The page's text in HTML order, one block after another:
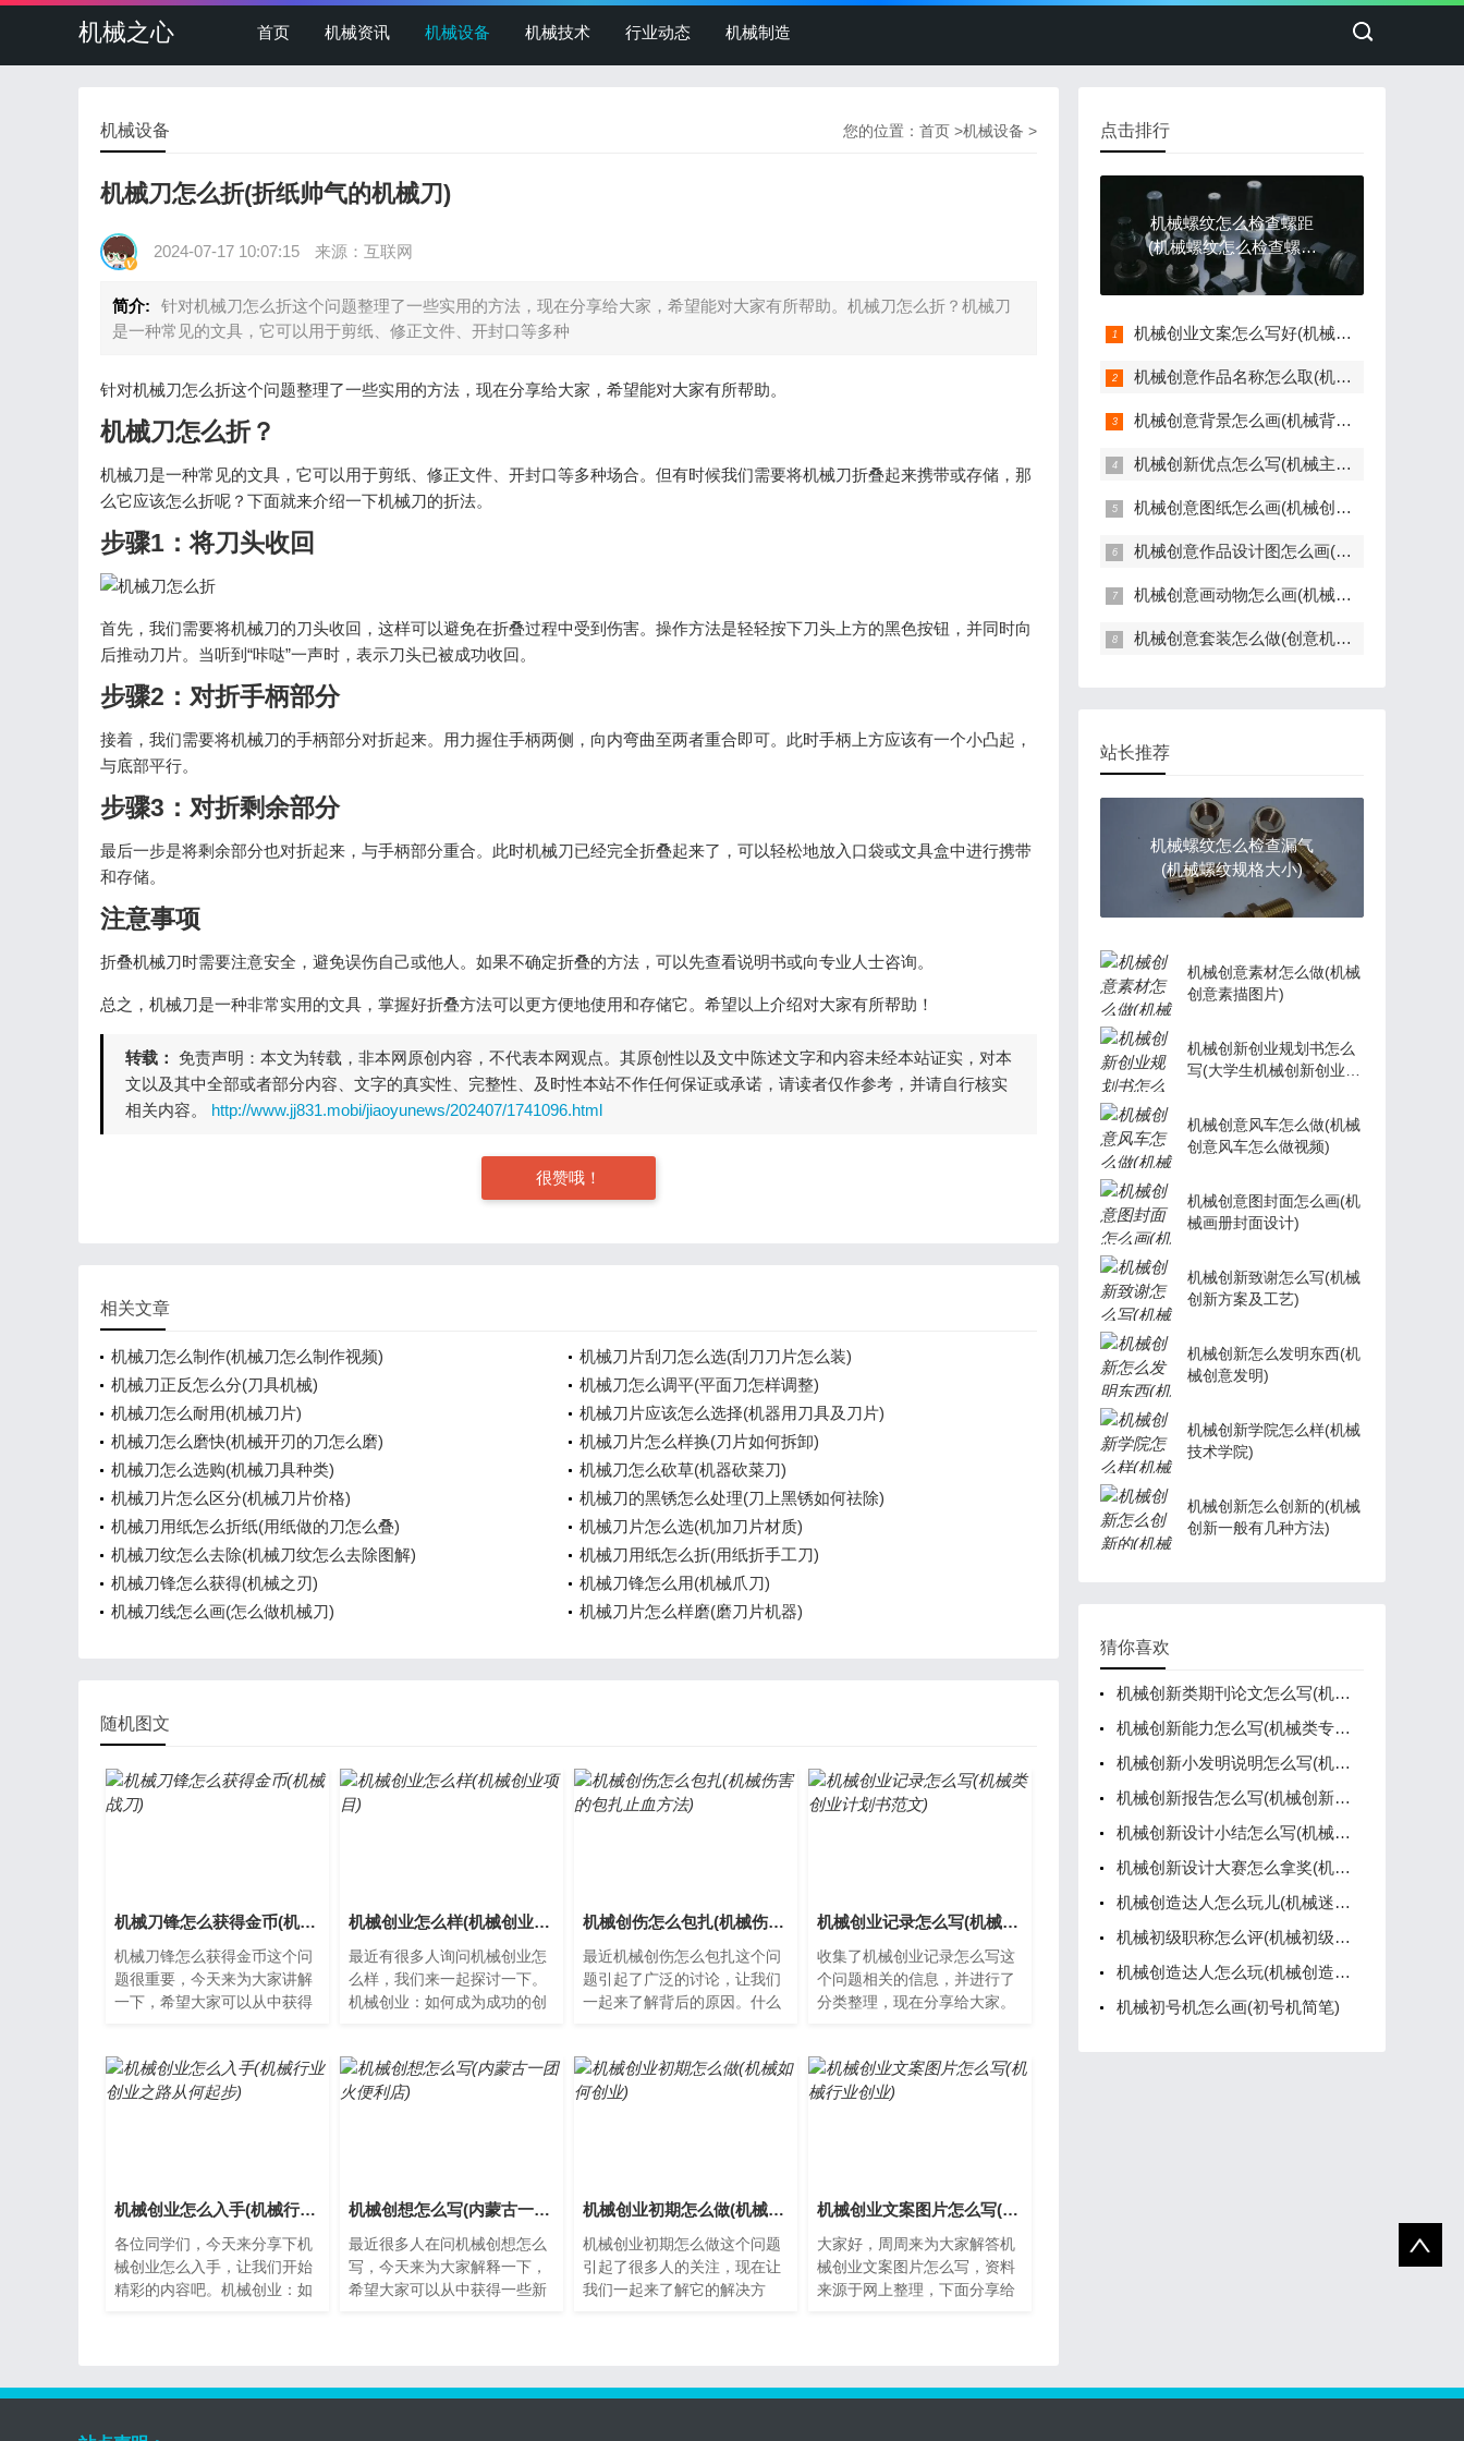
机械之心 首页 机械资讯 机械设备 机械技术 行业动态 机械制造
您的位置： 首页 >机械设备 >
机械设备
机械刀怎么折(折纸帅气的机械刀)
2024-07-17 10:07:15 来源：互联网
简介:
针对机械刀怎么折这个问题整理了一些实用的方法，现在分享给大家，希望能对大家有所帮助。机械刀怎么折？机械刀
是一种常见的文具，它可以用于剪纸、修正文件、开封口等多种
针对机械刀怎么折这个问题整理了一些实用的方法，现在分享给大家，希望能对大家有所帮助。
机械刀怎么折？
机械刀是一种常见的文具，它可以用于剪纸、修正文件、开封口等多种场合。但有时候我们需要将机械刀折叠起来携带或存储，那
么它应该怎么折呢？下面就来介绍一下机械刀的折法。
步骤1：将刀头收回
首先，我们需要将机械刀的刀头收回，这样可以避免在折叠过程中受到伤害。操作方法是轻轻按下刀头上方的黑色按钮，并同时向
后推动刀片。当听到“咔哒”一声时，表示刀头已被成功收回。
步骤2：对折手柄部分
接着，我们需要将机械刀的手柄部分对折起来。用力握住手柄两侧，向内弯曲至两者重合即可。此时手柄上方应该有一个小凸起，
与底部平行。
步骤3：对折剩余部分
最后一步是将剩余部分也对折起来，与手柄部分重合。此时机械刀已经完全折叠起来了，可以轻松地放入口袋或文具盒中进行携带
和存储。
注意事项
折叠机械刀时需要注意安全，避免误伤自己或他人。如果不确定折叠的方法，可以先查看说明书或向专业人士咨询。
总之，机械刀是一种非常实用的文具，掌握好折叠方法可以更方便地使用和存储它。希望以上介绍对大家有所帮助！
转载： 免责声明：本文为转载，非本网原创内容，不代表本网观点。其原创性以及文中陈述文字和内容未经本站证实，对本
文以及其中全部或者部分内容、文字的真实性、完整性、及时性本站不作任何保证或承诺，请读者仅作参考，并请自行核实
相关内容。 http://www.jj831.mobi/jiaoyunews/202407/1741096.html
很赞哦！
相关文章
机械刀怎么制作(机械刀怎么制作视频)
机械刀片刮刀怎么选(刮刀刀片怎么装)
机械刀正反怎么分(刀具机械)
机械刀怎么调平(平面刀怎样调整)
机械刀怎么耐用(机械刀片)
机械刀片应该怎么选择(机器用刀具及刀片)
机械刀怎么磨快(机械开刃的刀怎么磨)
机械刀片怎么样换(刀片如何拆卸)
机械刀怎么选购(机械刀具种类)
机械刀怎么砍草(机器砍菜刀)
机械刀片怎么区分(机械刀片价格)
机械刀的黑锈怎么处理(刀上黑锈如何祛除)
机械刀用纸怎么折纸(用纸做的刀怎么叠)
机械刀片怎么选(机加刀片材质)
机械刀纹怎么去除(机械刀纹怎么去除图解)
机械刀用纸怎么折(用纸折手工刀)
机械刀锋怎么获得(机械之刃)
机械刀锋怎么用(机械爪刀)
机械刀线怎么画(怎么做机械刀)
机械刀片怎么样磨(磨刀片机器)
随机图文
机械刀锋怎么获得金币(机械战刀)
机械刀锋怎么获得金币这个问
题很重要，今天来为大家讲解
一下，希望大家可以从中获得
线...
机械创业怎么样(机械创业项目)
最近有很多人询问机械创业怎
么样，我们来一起探讨一下。
机械创业：如何成为成功的创
路。...
机械创伤怎么包扎(机械伤害的包扎止血方法)
最近机械创伤怎么包扎这个问
题引起了广泛的讨论，让我们
一起来了解背后的原因。什么
伤...
机械创业记录怎么写(机械类创业计划书范文)
收集了机械创业记录怎么写这
个问题相关的信息，并进行了
分类整理，现在分享给大家。
一...
机械创业怎么入手(机械行业创业之路从何起步)
各位同学们，今天来分享下机
械创业怎么入手，让我们开始
精彩的内容吧。机械创业：如
机械创想怎么写(内蒙古一团火便利店)
最近很多人在问机械创想怎么
写，今天来为大家解释一下，
希望大家可以从中获得一些新
机械创业初期怎么做(机械如何创业)
机械创业初期怎么做这个问题
引起了很多人的关注，现在让
我们一起来了解它的解决方
机械创业文案图片怎么写(机械行业创业)
大家好，周周来为大家解答机
械创业文案图片怎么写，资料
来源于网上整理，下面分享给
点击排行
机械螺纹怎么检查螺距
(机械螺纹怎么检查螺距
是否正常)
机械创业文案怎么写好(机械类创业商机)
机械创意作品名称怎么取(机械创意作品名称怎么取好)
机械创意背景怎么画(机械背景简笔画)
机械创新优点怎么写(机械主要创新点)
机械创意图纸怎么画(机械创意图纸怎么画图)
机械创意作品设计图怎么画(机械创意作品设计图怎么画简单)
机械创意画动物怎么画(机械动物图片简笔画)
机械创意套装怎么做(创意机械设计玩具)
站长推荐
机械螺纹怎么检查漏气
(机械螺纹规格大小)
机械创意素材怎么做(机械
创意素描图片)
机械创新创业规划书怎么
写(大学生机械创新创业计
机械创意风车怎么做(机械
创意风车怎么做视频)
机械创意图封面怎么画(机
械画册封面设计)
机械创新致谢怎么写(机械
创新方案及工艺)
机械创新怎么发明东西(机
械创意发明)
机械创新学院怎么样(机械
技术学院)
机械创新怎么创新的(机械
创新一般有几种方法)
猜你喜欢
机械创新类期刊论文怎么写(机械创新设计文献)
机械创新能力怎么写(机械类专业创新技法)
机械创新小发明说明怎么写(机械创新小发明说明怎么写的)
机械创新报告怎么写(机械创新项目实践报告怎么写)
机械创新设计小结怎么写(机械创新设计方案报告)
机械创新设计大赛怎么拿奖(机械创新设计大赛是什么级别)
机械创造达人怎么玩儿(机械迷宫创作达人关卡攻略)
机械初级职称怎么评(机械初级职称申请)
机械创造达人怎么玩(机械创造达人攻略)
机械初号机怎么画(初号机简笔)